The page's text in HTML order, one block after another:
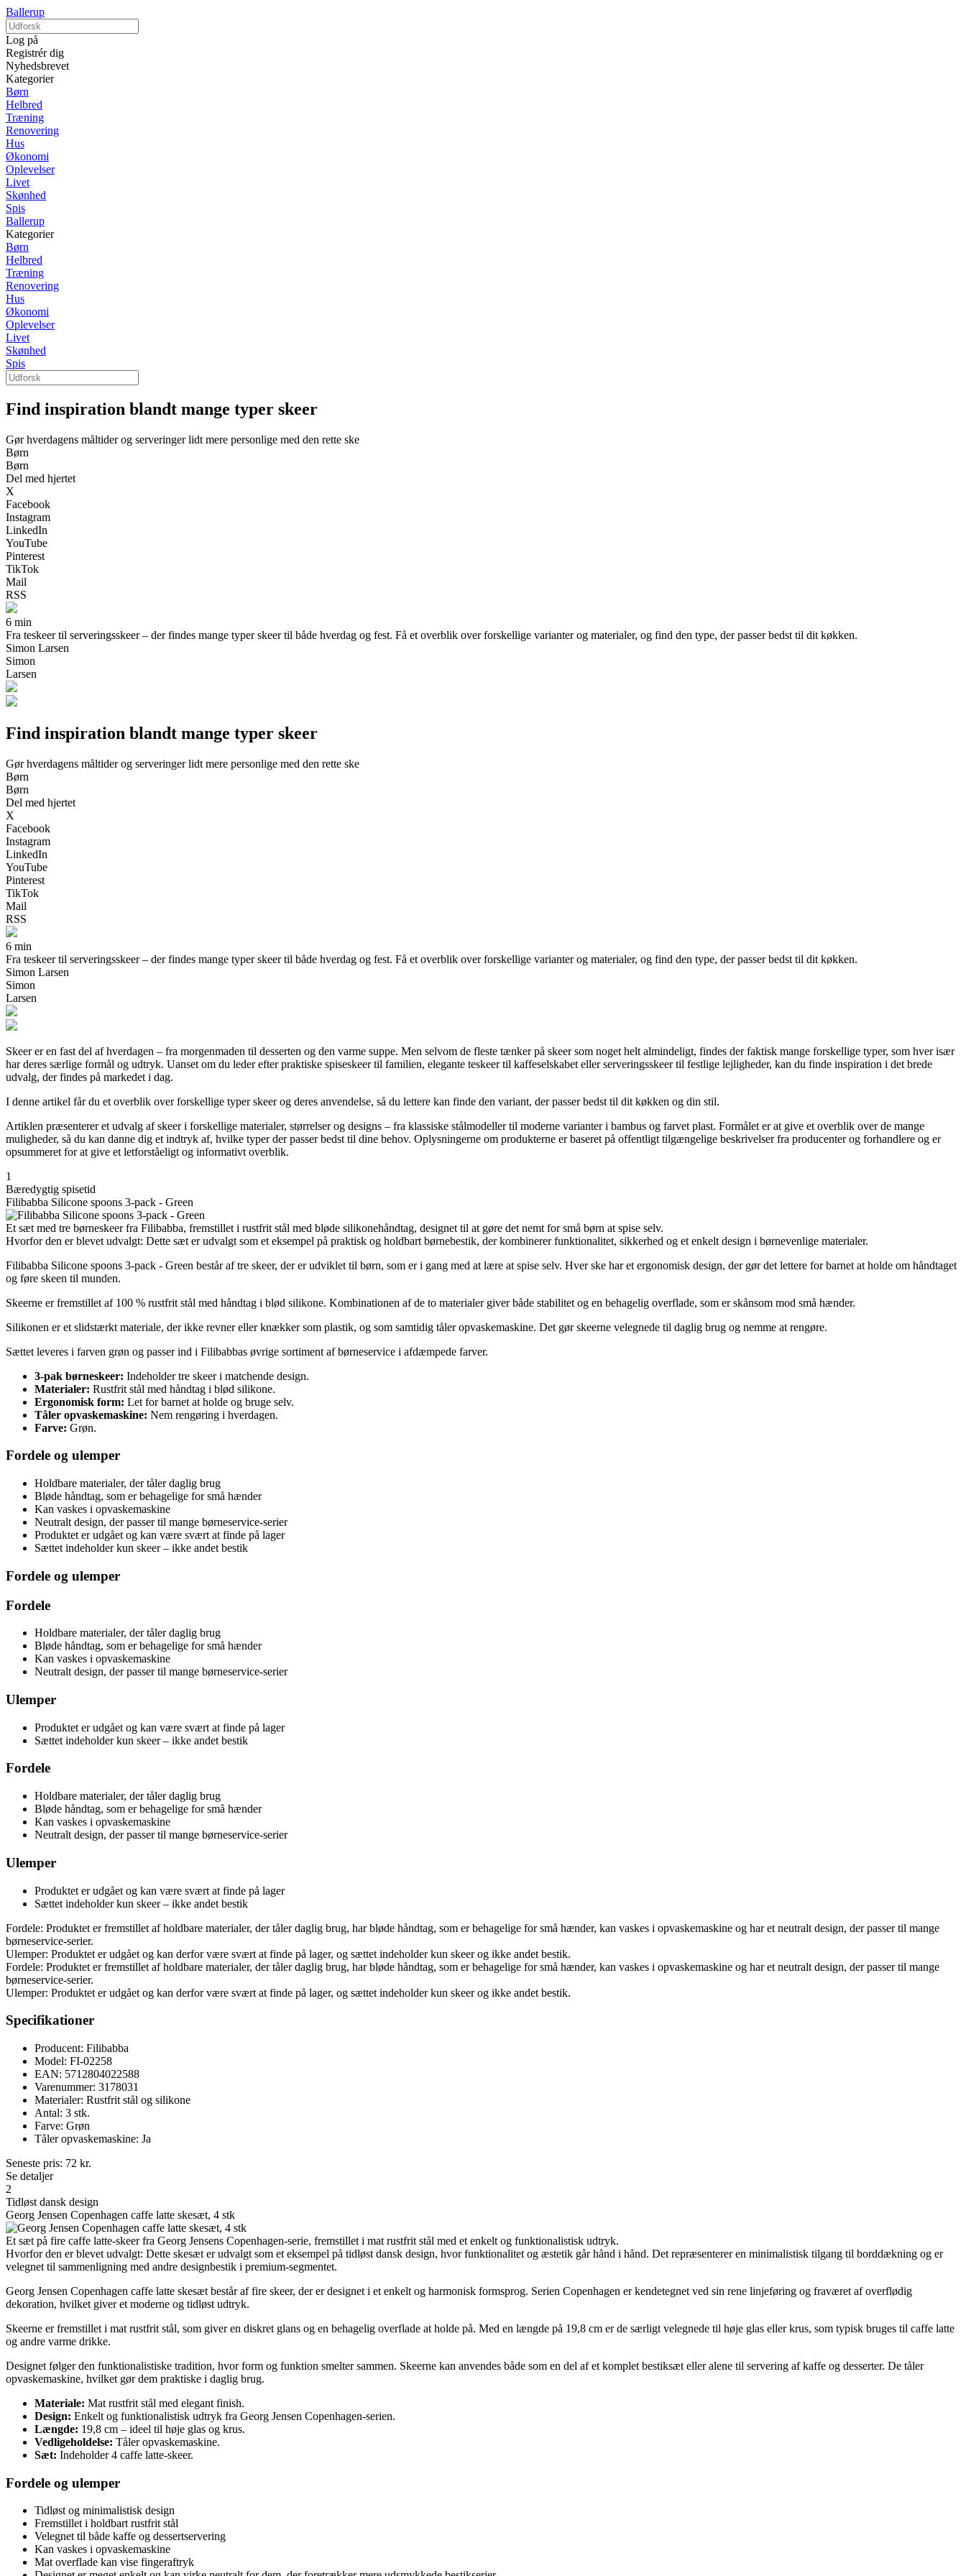
Ballerup
Log på
Registrér dig
Nyhedsbrevet
Kategorier
Børn
Helbred
Træning
Renovering
Hus
Økonomi
Oplevelser
Livet
Skønhed
Spis
Ballerup
Kategorier
Børn
Helbred
Træning
Renovering
Hus
Økonomi
Oplevelser
Livet
Skønhed
Spis
Find inspiration blandt mange typer skeer
Gør hverdagens måltider og serveringer lidt mere personlige med den rette ske
Børn
Børn
Del med hjertet
X
Facebook
Instagram
LinkedIn
YouTube
Pinterest
TikTok
Mail
RSS
6 min
Fra teskeer til serveringsskeer – der findes mange typer skeer til både hverdag og fest. Få et overblik over forskellige varianter og materialer, og find den type, der passer bedst til dit køkken.
Simon Larsen
Simon
Larsen
Find inspiration blandt mange typer skeer
Gør hverdagens måltider og serveringer lidt mere personlige med den rette ske
Børn
Børn
Del med hjertet
X
Facebook
Instagram
LinkedIn
YouTube
Pinterest
TikTok
Mail
RSS
6 min
Fra teskeer til serveringsskeer – der findes mange typer skeer til både hverdag og fest. Få et overblik over forskellige varianter og materialer, og find den type, der passer bedst til dit køkken.
Simon Larsen
Simon
Larsen
Skeer er en fast del af hverdagen – fra morgenmaden til desserten og den varme suppe. Men selvom de fleste tænker på skeer som noget helt almindeligt, findes der faktisk mange forskellige typer, som hver især
har deres særlige formål og udtryk. Uanset om du leder efter praktiske spiseskeer til familien, elegante teskeer til kaffeselskabet eller serveringsskeer til festlige lejligheder, kan du finde inspiration i det brede
udvalg, der findes på markedet i dag.
I denne artikel får du et overblik over forskellige typer skeer og deres anvendelse, så du lettere kan finde den variant, der passer bedst til dit køkken og din stil.
Artiklen præsenterer et udvalg af skeer i forskellige materialer, størrelser og designs – fra klassiske stålmodeller til moderne varianter i bambus og farvet plast. Formålet er at give et overblik over de mange
muligheder, så du kan danne dig et indtryk af, hvilke typer der passer bedst til dine behov. Oplysningerne om produkterne er baseret på offentligt tilgængelige beskrivelser fra producenter og forhandlere og er
opsummeret for at give et letforståeligt og informativt overblik.
1
Bæredygtig spisetid
Filibabba Silicone spoons 3-pack - Green
Et sæt med tre børneskeer fra Filibabba, fremstillet i rustfrit stål med bløde silikonehåndtag, designet til at gøre det nemt for små børn at spise selv.
Hvorfor den er blevet udvalgt: Dette sæt er udvalgt som et eksempel på praktisk og holdbart børnebestik, der kombinerer funktionalitet, sikkerhed og et enkelt design i børnevenlige materialer.
Filibabba Silicone spoons 3-pack - Green består af tre skeer, der er udviklet til børn, som er i gang med at lære at spise selv. Hver ske har et ergonomisk design, der gør det lettere for barnet at holde om håndtaget
og føre skeen til munden.
Skeerne er fremstillet af 100 % rustfrit stål med håndtag i blød silikone. Kombinationen af de to materialer giver både stabilitet og en behagelig overflade, som er skånsom mod små hænder.
Silikonen er et slidstærkt materiale, der ikke revner eller knækker som plastik, og som samtidig tåler opvaskemaskine. Det gør skeerne velegnede til daglig brug og nemme at rengøre.
Sættet leveres i farven grøn og passer ind i Filibabbas øvrige sortiment af børneservice i afdæmpede farver.
3-pak børneskeer: Indeholder tre skeer i matchende design.
Materialer: Rustfrit stål med håndtag i blød silikone.
Ergonomisk form: Let for barnet at holde og bruge selv.
Tåler opvaskemaskine: Nem rengøring i hverdagen.
Farve: Grøn.
Fordele og ulemper
Holdbare materialer, der tåler daglig brug
Bløde håndtag, som er behagelige for små hænder
Kan vaskes i opvaskemaskine
Neutralt design, der passer til mange børneservice-serier
Produktet er udgået og kan være svært at finde på lager
Sættet indeholder kun skeer – ikke andet bestik
Fordele og ulemper
Fordele
Holdbare materialer, der tåler daglig brug
Bløde håndtag, som er behagelige for små hænder
Kan vaskes i opvaskemaskine
Neutralt design, der passer til mange børneservice-serier
Ulemper
Produktet er udgået og kan være svært at finde på lager
Sættet indeholder kun skeer – ikke andet bestik
Fordele
Holdbare materialer, der tåler daglig brug
Bløde håndtag, som er behagelige for små hænder
Kan vaskes i opvaskemaskine
Neutralt design, der passer til mange børneservice-serier
Ulemper
Produktet er udgået og kan være svært at finde på lager
Sættet indeholder kun skeer – ikke andet bestik
Fordele: Produktet er fremstillet af holdbare materialer, der tåler daglig brug, har bløde håndtag, som er behagelige for små hænder, kan vaskes i opvaskemaskine og har et neutralt design, der passer til mange
børneservice-serier.
Ulemper: Produktet er udgået og kan derfor være svært at finde på lager, og sættet indeholder kun skeer og ikke andet bestik.
Fordele: Produktet er fremstillet af holdbare materialer, der tåler daglig brug, har bløde håndtag, som er behagelige for små hænder, kan vaskes i opvaskemaskine og har et neutralt design, der passer til mange
børneservice-serier.
Ulemper: Produktet er udgået og kan derfor være svært at finde på lager, og sættet indeholder kun skeer og ikke andet bestik.
Specifikationer
Producent: Filibabba
Model: FI-02258
EAN: 5712804022588
Varenummer: 3178031
Materialer: Rustfrit stål og silikone
Antal: 3 stk.
Farve: Grøn
Tåler opvaskemaskine: Ja
Seneste pris: 72 kr.
Se detaljer
2
Tidløst dansk design
Georg Jensen Copenhagen caffe latte skesæt, 4 stk
Et sæt på fire caffe latte-skeer fra Georg Jensens Copenhagen-serie, fremstillet i mat rustfrit stål med et enkelt og funktionalistisk udtryk.
Hvorfor den er blevet udvalgt: Dette ske­sæt er udvalgt som et eksempel på tidløst dansk design, hvor funktionalitet og æstetik går hånd i hånd. Det repræsenterer en minimalistisk tilgang til borddækning og er
velegnet til sammenligning med andre designbestik i premium-segmentet.
Georg Jensen Copenhagen caffe latte skesæt består af fire skeer, der er designet i et enkelt og harmonisk formsprog. Serien Copenhagen er kendetegnet ved sin rene linjeføring og fraværet af overflødig
dekoration, hvilket giver et moderne og tidløst udtryk.
Skeerne er fremstillet i mat rustfrit stål, som giver en diskret glans og en behagelig overflade at holde på. Med en længde på 19,8 cm er de særligt velegnede til høje glas eller krus, som typisk bruges til caffe latte
og andre varme drikke.
Designet følger den funktionalistiske tradition, hvor form og funktion smelter sammen. Skeerne kan anvendes både som en del af et komplet bestiksæt eller alene til servering af kaffe og desserter. De tåler
opvaskemaskine, hvilket gør dem praktiske i daglig brug.
Materiale: Mat rustfrit stål med elegant finish.
Design: Enkelt og funktionalistisk udtryk fra Georg Jensen Copenhagen-serien.
Længde: 19,8 cm – ideel til høje glas og krus.
Vedligeholdelse: Tåler opvaskemaskine.
Sæt: Indeholder 4 caffe latte-skeer.
Fordele og ulemper
Tidløst og minimalistisk design
Fremstillet i holdbart rustfrit stål
Velegnet til både kaffe og dessertservering
Kan vaskes i opvaskemaskine
Mat overflade kan vise fingeraftryk